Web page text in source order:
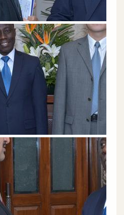
الصورة
الصورة